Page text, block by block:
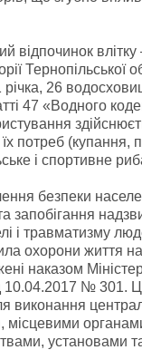
відпочинок влітку
Тернопільської
26
47 «Водного
потреб (купання,
і спортивне
безпеки
запобігання
і травматизму
охорони життя
наказом
10.04.2017 № 301.
виконання
місцевими
установами